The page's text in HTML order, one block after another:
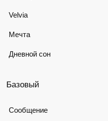
Velvia
Мечта
Дневной сон
Базовый
Сообщение